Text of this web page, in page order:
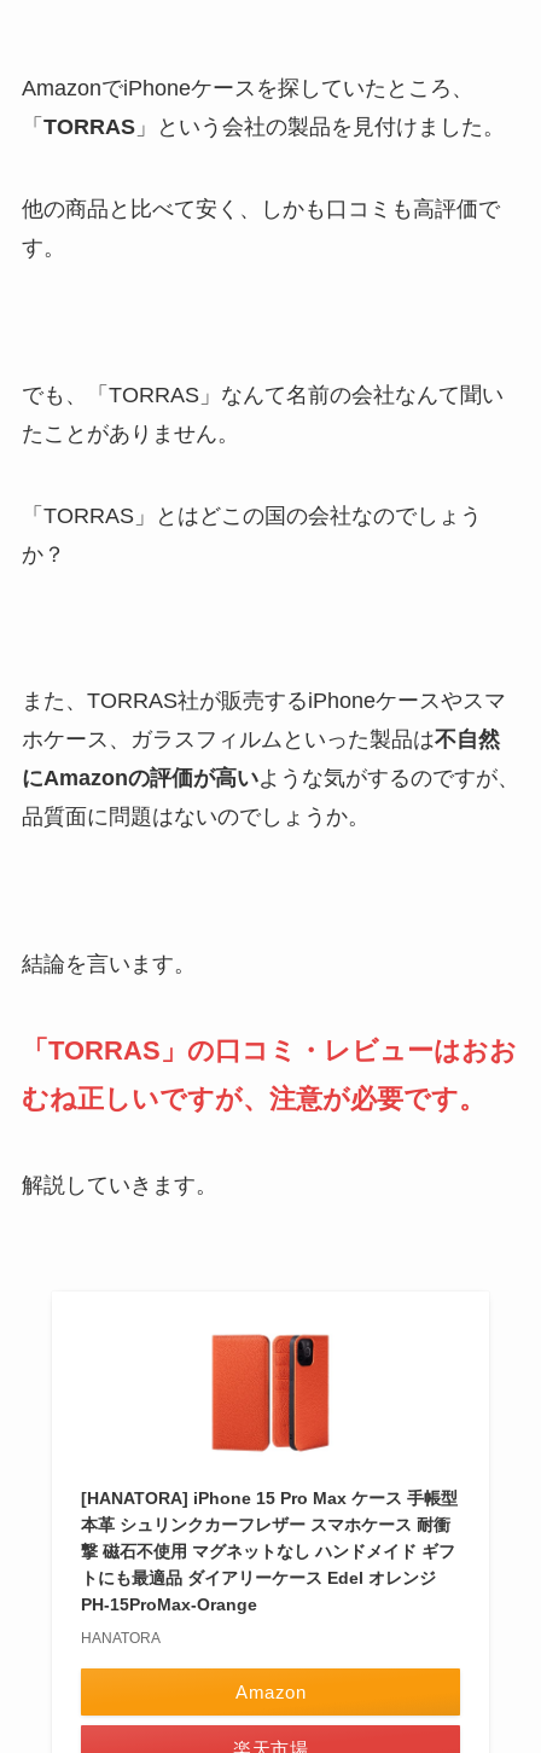
AmazonでiPhoneケースを探していたところ、
「 TORRAS」という会社の製品を見付けました。
他の商品と比べて安く、しかも口コミも高評価で
す。
でも、「TORRAS」なんて名前の会社なんて聞い
たことがありません。
「TORRAS」とはどこの国の会社なのでしょう
か？
また、TORRAS社が販売するiPhoneケースやスマ
ホケース、ガラスフィルムといった製品は不自然
にAmazonの評価が高いような気がするのですが、
品質面に問題はないのでしょうか。
結論を言います。
「TORRAS」の口コミ・レビューはおお
むね正しいですが、注意が必要です。
解説していきます。
[HANATORA] iPhone 15 Pro Max ケース 手帳型
本革 シュリンクカーフレザー スマホケース 耐衝
撃 磁石不使用 マグネットなし ハンドメイド ギフ
トにも最適品 ダイアリーケース Edel オレンジ
PH-15ProMax-Orange
HANATORA
Amazon